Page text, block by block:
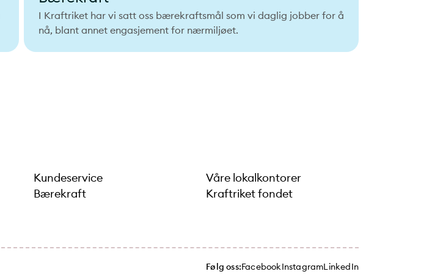
I Kraftriket har vi satt oss bærekraftsmål som vi daglig jobber for å
nå, blant annet engasjement for nærmiljøet.
Kundeservice
Bærekraft
Våre lokalkontorer
Kraftriket fondet
Følg oss:FacebookInstagramLinkedIn